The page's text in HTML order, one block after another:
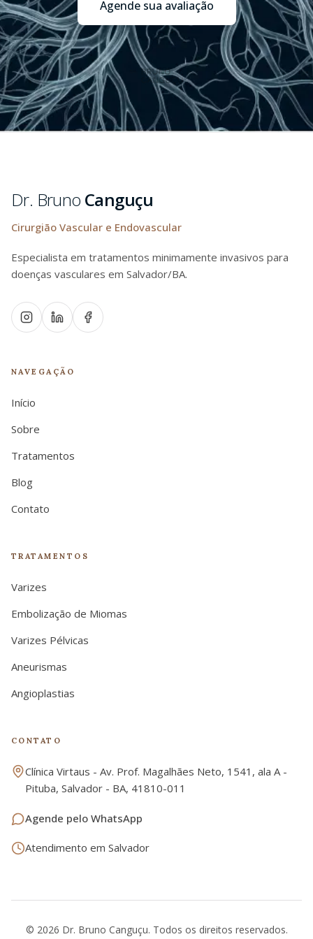
Agende sua avaliação
Dr. Bruno Canguçu
Cirurgião Vascular e Endovascular
Especialista em tratamentos minimamente invasivos para
doenças vasculares em Salvador/BA.
InstagramLinkedInFacebook
NAVEGAÇÃO
Início
Sobre
Tratamentos
Blog
Contato
TRATAMENTOS
Varizes
Embolização de Miomas
Varizes Pélvicas
Aneurismas
Angioplastias
CONTATO
Clínica Virtaus - Av. Prof. Magalhães Neto, 1541, ala A -
Pituba, Salvador - BA, 41810-011
Agende pelo WhatsApp
Atendimento em Salvador
© 2026 Dr. Bruno Canguçu. Todos os direitos reservados.